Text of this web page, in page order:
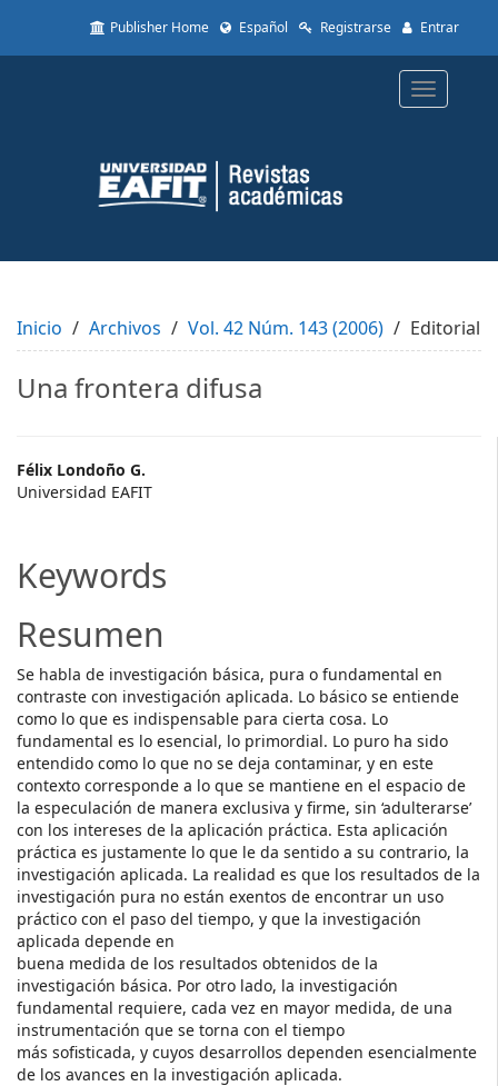
to
Content
Sidebar
Publisher Home Español Registrarse Entrar
Toggle
Inicio Archivos Vol. 42 Núm. 143 (2006) Editorial
Una frontera difusa
Main
Article
Félix Londoño G.
Universidad EAFIT
Keywords
Resumen
Se habla de investigación básica, pura o fundamental en
contraste con investigación aplicada. Lo básico se entiende
como lo que es indispensable para cierta cosa. Lo
fundamental es lo esencial, lo primordial. Lo puro ha sido
entendido como lo que no se deja contaminar, y en este
contexto corresponde a lo que se mantiene en el espacio de
la especulación de manera exclusiva y firme, sin ‘adulterarse’
con los intereses de la aplicación práctica. Esta aplicación
práctica es justamente lo que le da sentido a su contrario, la
investigación aplicada. La realidad es que los resultados de la
investigación pura no están exentos de encontrar un uso
práctico con el paso del tiempo, y que la investigación
aplicada depende en
buena medida de los resultados obtenidos de la
investigación básica. Por otro lado, la investigación
fundamental requiere, cada vez en mayor medida, de una
instrumentación que se torna con el tiempo
más sofisticada, y cuyos desarrollos dependen esencialmente
de los avances en la investigación aplicada.